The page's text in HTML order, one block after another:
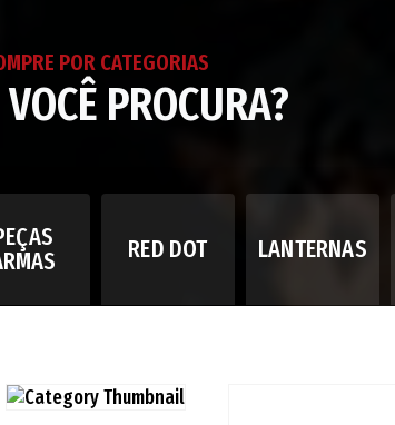
POR CATEGORIAS
PROCURA?
RED DOT LANTERNAS